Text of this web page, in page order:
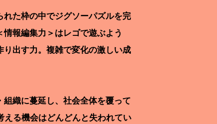
た枠の中でジグソーパズルを完
報編集力＞はレゴで遊ぶよう
出す力。複雑で変化の激しい成
織に蔓延し、社会全体を覆って
る機会はどんどんと失われてい